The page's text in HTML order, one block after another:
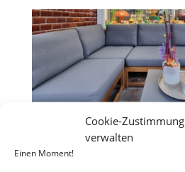
Cookie-Zustimmung
verwalten
Einen Moment!